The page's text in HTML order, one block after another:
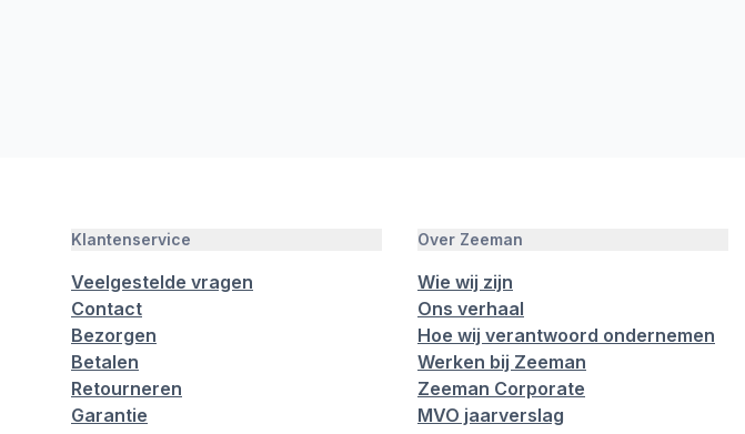
Klantenservice
Veelgestelde vragen
Contact
Bezorgen
Betalen
Retourneren
Garantie
Over Zeeman
Wie wij zijn
Ons verhaal
Hoe wij verantwoord ondernemen
Werken bij Zeeman
Zeeman Corporate
MVO jaarverslag